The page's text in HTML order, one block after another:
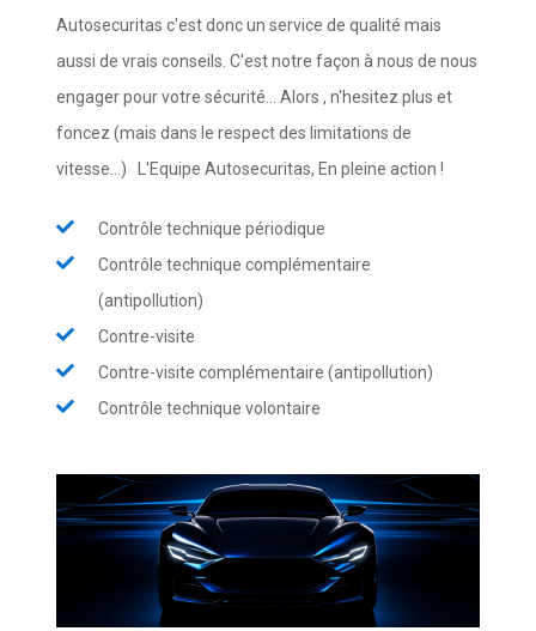
Autosecuritas c'est donc un service de qualité mais
aussi de vrais conseils. C'est notre façon à nous de nous
engager pour votre sécurité... Alors , n'hesitez plus et
foncez (mais dans le respect des limitations de
vitesse...) L'Equipe Autosecuritas, En pleine action !
Contrôle technique périodique
Contrôle technique complémentaire
(antipollution)
Contre-visite
Contre-visite complémentaire (antipollution)
Contrôle technique volontaire